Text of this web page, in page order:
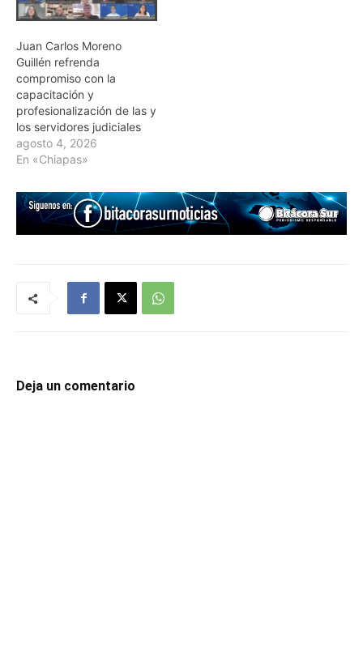
Juan Carlos Moreno
Guillén refrenda
compromiso con la
capacitación y
profesionalización de las y
los servidores judiciales
agosto 4, 2026
En «Chiapas»
Deja un comentario